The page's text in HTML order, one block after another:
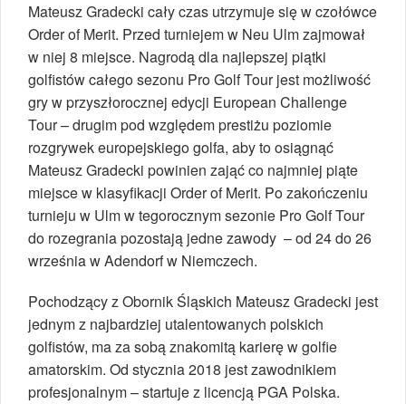
Mateusz Gradecki cały czas utrzymuje się w czołówce
Order of Merit. Przed turniejem w Neu Ulm zajmował
w niej 8 miejsce. Nagrodą dla najlepszej piątki
golfistów całego sezonu Pro Golf Tour jest możliwość
gry w przyszłorocznej edycji European Challenge
Tour – drugim pod względem prestiżu poziomie
rozgrywek europejskiego golfa, aby to osiągnąć
Mateusz Gradecki powinien zająć co najmniej piąte
miejsce w klasyfikacji Order of Merit. Po zakończeniu
turnieju w Ulm w tegorocznym sezonie Pro Golf Tour
do rozegrania pozostają jedne zawody – od 24 do 26
września w Adendorf w Niemczech.
Pochodzący z Obornik Śląskich Mateusz Gradecki jest
jednym z najbardziej utalentowanych polskich
golfistów, ma za sobą znakomitą karierę w golfie
amatorskim. Od stycznia 2018 jest zawodnikiem
profesjonalnym – startuje z licencją PGA Polska.